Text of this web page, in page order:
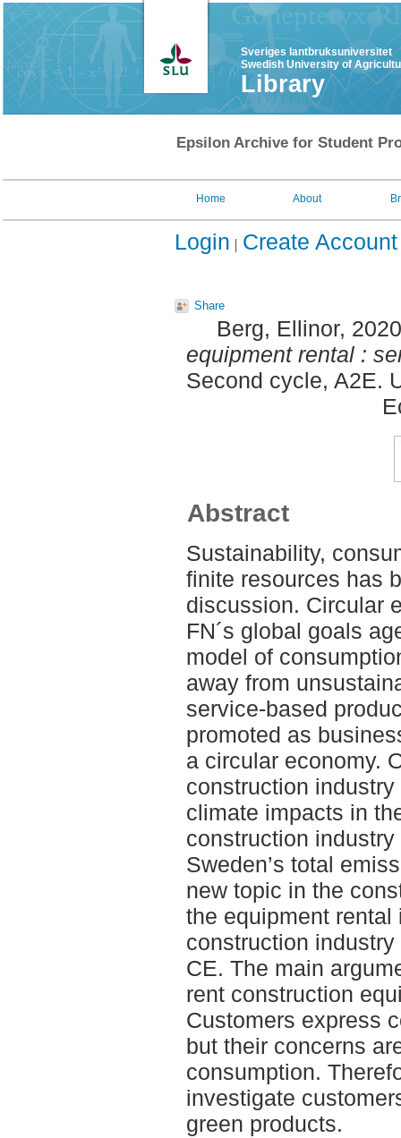
Sveriges lantbruksuniversitet
Swedish University of
Library
Epsilon Archive for Student
Home About
Login Create Account
Share
Berg, Ellinor,
equipment rental :
Second cycle, A2E.
Abstract
Sustainability,
finite resources has
discussion. Circular
FN´s global goals
model of
away from
service-based
promoted as
a circular economy.
construction
climate impacts in
construction
Sweden’s total
new topic in the
the equipment
construction
CE. The main
rent construction
Customers express
but their concerns
consumption.
investigate
green products.